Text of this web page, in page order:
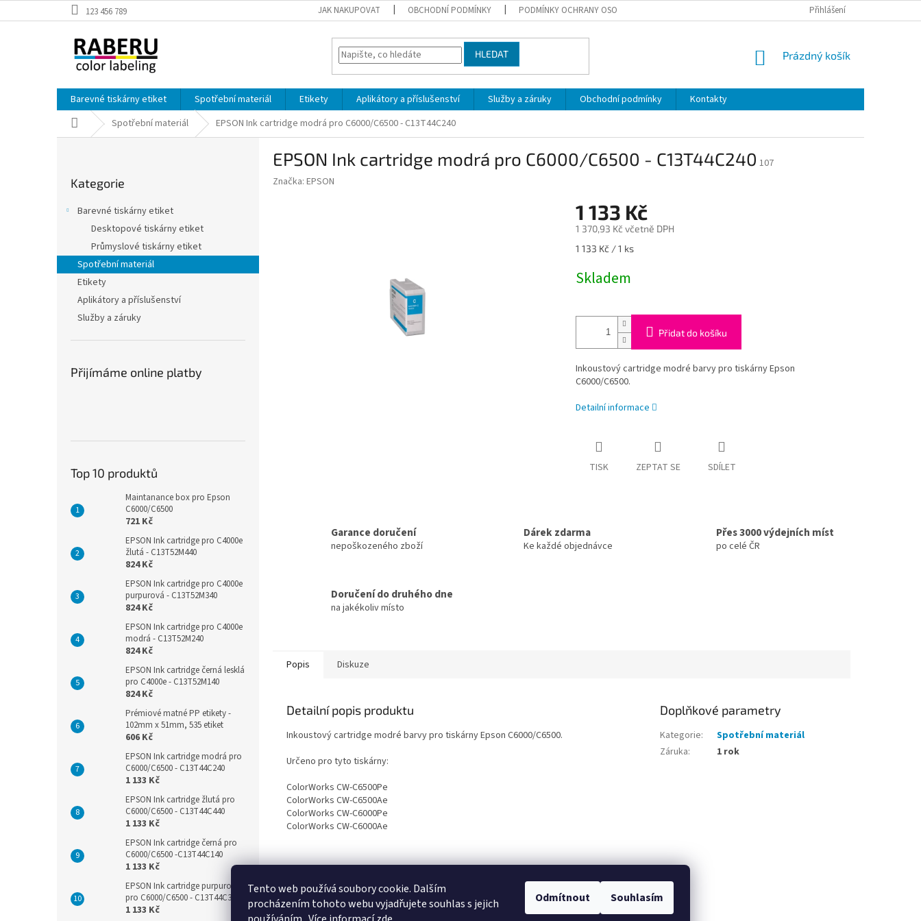
Tento web používá soubory cookie. Dalším
procházením tohoto webu vyjadřujete souhlas s jejich
Odmítnout Souhlasím
na
123 456 789 JAK NAKUPOVAT OBCHODNÍ PODMÍNKY PODMÍNKY OCHRANY OSOBNÍCH ÚDAJŮ Přihlášení
HLEDAT
NÁKUPNÍ
Prázdný košík
Barevné tiskárny etiket Spotřební materiál Etikety Aplikátory a příslušenství Služby a záruky Obchodní podmínky
Kontakty
Domů Spotřební materiál EPSON Ink cartridge modrá pro C6000/C6500 - C13T44C240
kategorie
Kategorie
Barevné tiskárny etiket
Desktopové tiskárny etiket
Průmyslové tiskárny etiket
Spotřební materiál
Etikety
Aplikátory a příslušenství
Služby a záruky
Přijímáme online platby
Top 10 produktů
Maintanance box pro Epson
C6000/C6500
721 Kč
EPSON Ink cartridge pro C4000e
žlutá - C13T52M440
824 Kč
EPSON Ink cartridge pro C4000e
purpurová - C13T52M340
824 Kč
EPSON Ink cartridge pro C4000e
modrá - C13T52M240
824 Kč
EPSON Ink cartridge černá lesklá
pro C4000e - C13T52M140
824 Kč
Prémiové matné PP etikety -
102mm x 51mm, 535 etiket
606 Kč
EPSON Ink cartridge modrá pro
C6000/C6500 - C13T44C240
1 133 Kč
EPSON Ink cartridge žlutá pro
C6000/C6500 - C13T44C440
1 133 Kč
EPSON Ink cartridge černá pro
C6000/C6500 -C13T44C140
1 133 Kč
EPSON Ink cartridge purpurová
pro C6000/C6500 - C13T44C340
1 133 Kč
EPSON Ink cartridge modrá pro C6000/C6500 - C13T44C240 107
Značka: EPSON
1 133 Kč
1 370,93 Kč včetně DPH
Měrná
1 133 Kč / 1 ks
Skladem
Přidat do košíku
Inkoustový cartridge modré barvy pro tiskárny Epson
C6000/C6500.
Detailní informace
TISK ZEPTAT SE SDÍLET
Garance doručení
nepoškozeného zboží
Dárek zdarma
Ke každé objednávce
Přes 3000 výdejních míst
po celé ČR
Doručení do druhého dne
na jakékoliv místo
Popis Diskuze
Detailní popis produktu
Inkoustový cartridge modré barvy pro tiskárny Epson C6000/C6500.
Určeno pro tyto tiskárny:
ColorWorks CW-C6500Pe
ColorWorks CW-C6500Ae
ColorWorks CW-C6000Pe
ColorWorks CW-C6000Ae
Doplňkové parametry
Kategorie:
Spotřební materiál
Záruka: 1 rok